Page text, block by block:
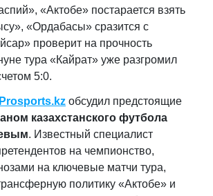
«Актобе» постарается взять
«Ордабасы» сразится с
проверит на прочность
тура «Кайрат» уже разгромил
5:0.
Prosports.kz обсудил предстоящие
казахстанского футбола
. Известный специалист
на чемпионство,
на ключевые матчи тура,
политику «Актобе» и